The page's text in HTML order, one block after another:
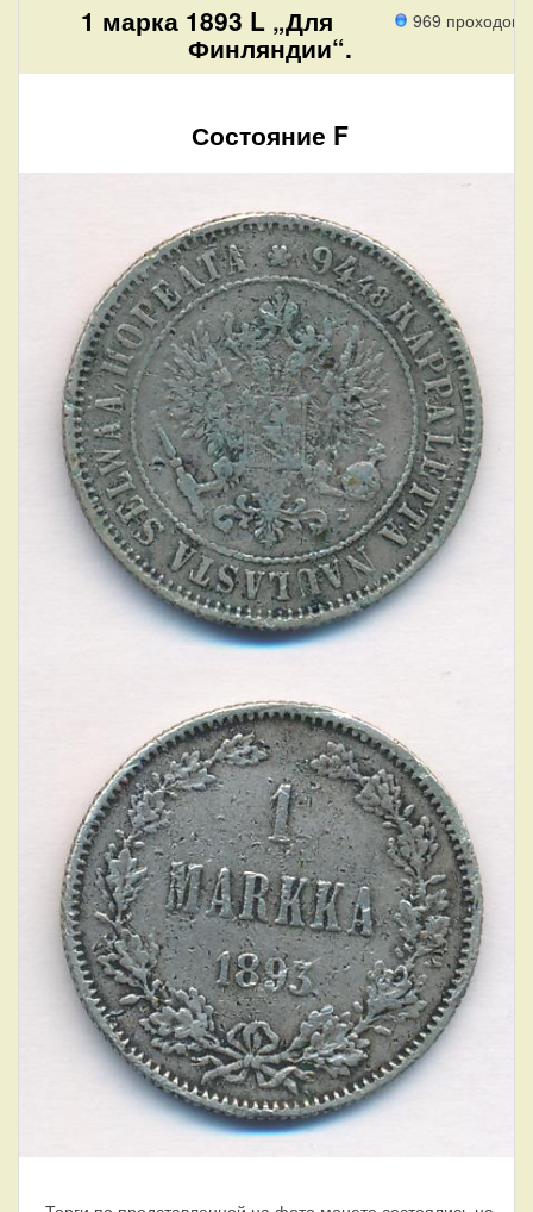
969 проходов
1 марка 1893 L „Для
Финляндии“.
Состояние F